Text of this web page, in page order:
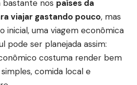
bastante nos países da
viajar gastando pouco, mas
inicial, uma viagem econômica
pode ser planejada assim:
costuma render bem
comida local e